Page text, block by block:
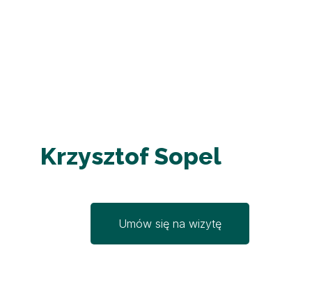
Krzysztof Sopel
Umów się na wizytę